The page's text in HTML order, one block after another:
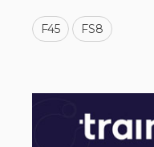
F45 FS8